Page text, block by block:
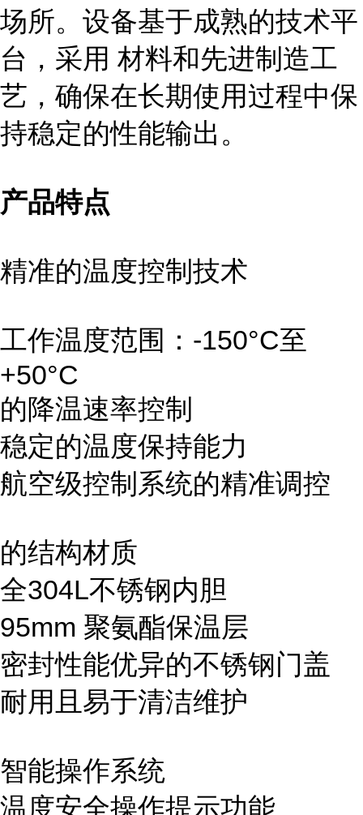
场所。设备基于成熟的技术平
台，采用 材料和先进制造工
艺，确保在长期使用过程中保
持稳定的性能输出。
产品特点
精准的温度控制技术
工作温度范围：-150°C至
+50°C
的降温速率控制
稳定的温度保持能力
航空级控制系统的精准调控
的结构材质
全304L不锈钢内胆
95mm 聚氨酯保温层
密封性能优异的不锈钢门盖
耐用且易于清洁维护
智能操作系统
温度安全操作提示功能